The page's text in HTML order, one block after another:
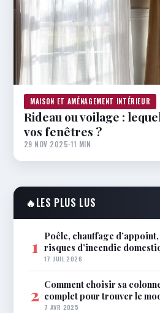
MAISON ET AMÉNAGEMENT INTÉRIEUR
Rideau ou voilage :
vos fenêtres ?
29 NOV 2025·11 MIN
🔥LES PLUS LUS
1 Poêle, chauffage
risques d’incendie
17 JUIL 2026
2 Comment choisir sa
complet pour trouver le
7 AVR 2025